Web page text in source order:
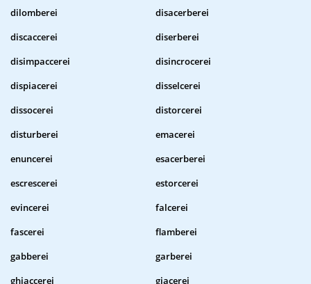
dilomberei
disacerberei
discaccerei
diserberei
disimpaccerei
disincrocerei
dispiacerei
disselcerei
dissocerei
distorcerei
disturberei
emacerei
enuncerei
esacerberei
escrescerei
estorcerei
evincerei
falcerei
fascerei
flamberei
gabberei
garberei
ghiaccerei
giacerei